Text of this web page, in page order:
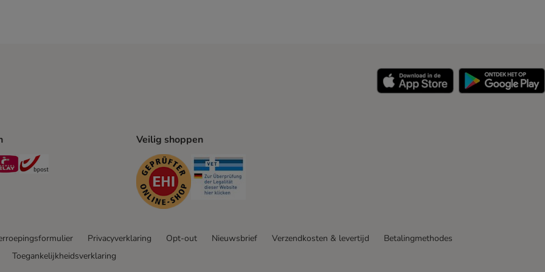
Method
Shipping Method
Mondial Relay Shipping Method
Veilig shoppen
Security
Privacyverklaring Opt-out Nieuwsbrief Verzendkosten & levertijd
Betalingmethodes
Toegankelijkheidsverklaring